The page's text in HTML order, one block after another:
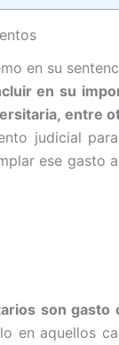
en su
en su
entre
judicial
ese gasto
son gasto
en aquellos